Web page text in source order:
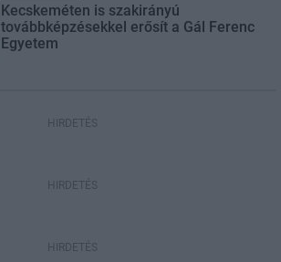
Kecskeméten is szakirányú
továbbképzésekkel erősít a Gál Ferenc
Egyetem
HIRDETÉS
HIRDETÉS
HIRDETÉS